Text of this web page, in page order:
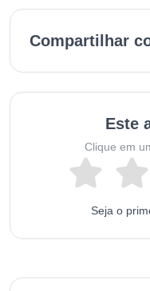
Compartilhar
Este
Clique em
Seja o